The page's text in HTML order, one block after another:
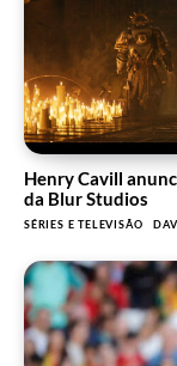
Henry Cavill
da Blur Studios
SÉRIES E TELEVISÃO